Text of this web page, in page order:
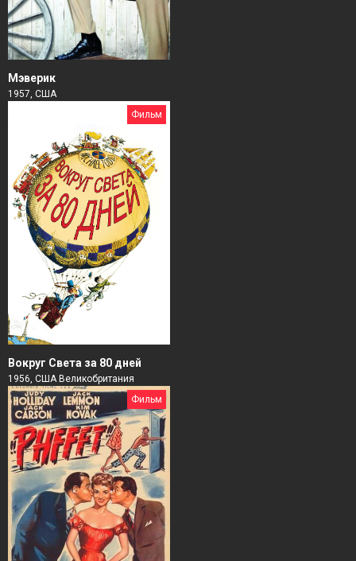
Мэверик
1957, США
Фильм
Вокруг Света за 80 дней
1956, США Великобритания
Фильм